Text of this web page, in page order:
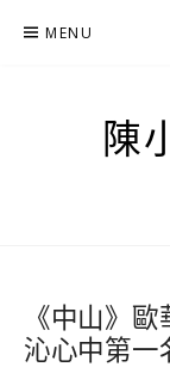
MENU
陳
《中山》
沁心中第一